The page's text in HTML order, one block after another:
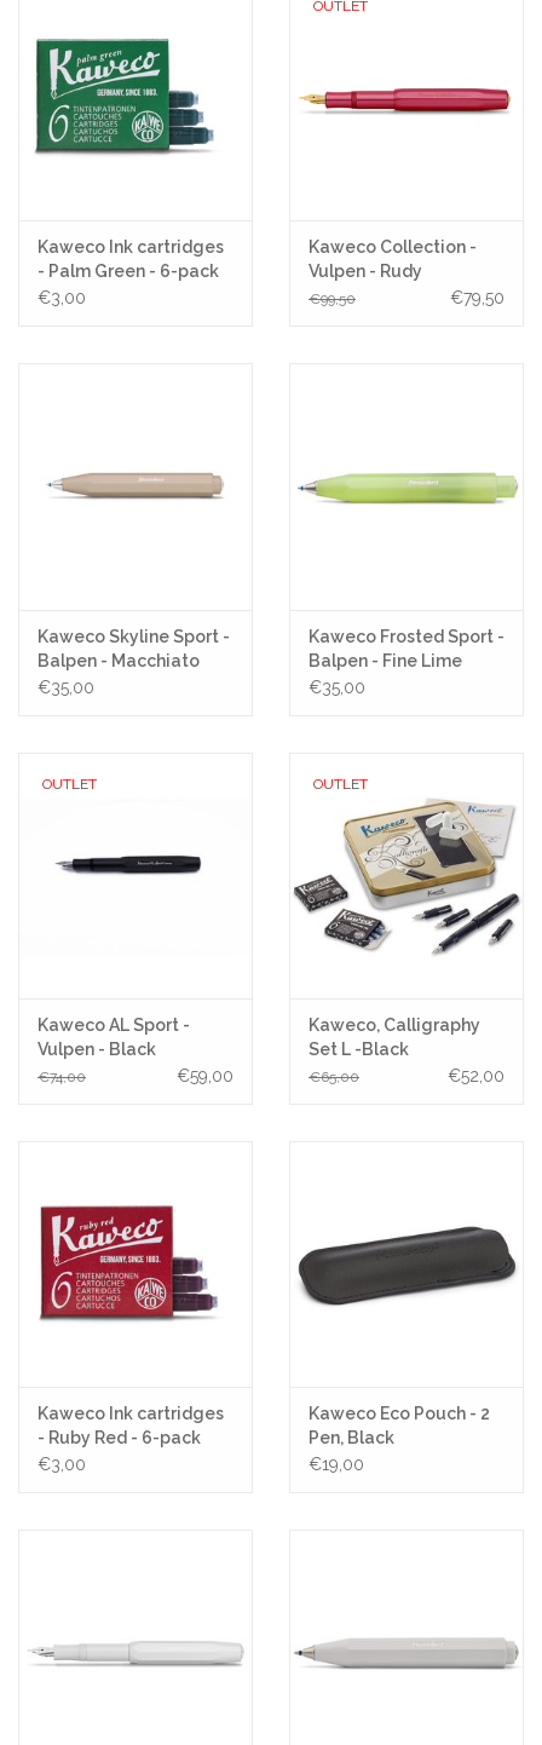
Kaweco Ink cartridges
- Palm Green - 6-pack
€3,00
OUTLET
Kaweco Collection -
Vulpen - Rudy
€99,50 €79,50
Kaweco Skyline Sport -
Balpen - Macchiato
€35,00
Kaweco Frosted Sport -
Balpen - Fine Lime
€35,00
OUTLET
Kaweco AL Sport -
Vulpen - Black
€74,00 €59,00
OUTLET
Kaweco, Calligraphy
Set L -Black
€65,00 €52,00
Kaweco Ink cartridges
- Ruby Red - 6-pack
€3,00
Kaweco Eco Pouch - 2
Pen, Black
€19,00